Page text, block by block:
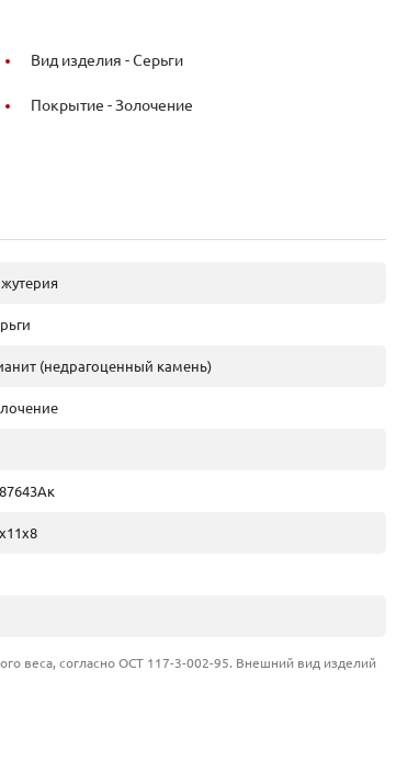
Вид изделия -Серьги
Покрытие -Золочение
(недрагоценный камень)
веса, согласно ОСТ 117-3-002-95. Внешний вид изделий